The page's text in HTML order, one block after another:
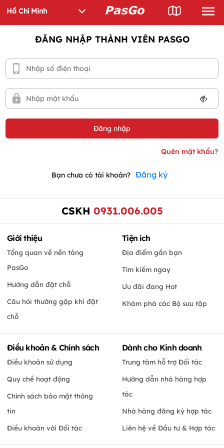
ĐĂNG NHẬP THÀNH VIÊN PASGO
Bạn chưa có tài khoản? Đăng ký
CSKH 0931.006.005
Giới thiệu
Tổng quan về nền tảng
PasGo
Hướng dẫn đặt chỗ
Câu hỏi thường gặp khi đặt
chỗ
Tiện ích
Địa điểm gần bạn
Tìm kiếm ngay
Ưu đãi đang Hot
Khám phá các Bộ sưu tập
Điều khoản & Chính sách
Điều khoản sử dụng
Quy chế hoạt động
Chính sách bảo mật thông
tin
Điều khoản với Đối tác
Dành cho Kinh doanh
Trung tâm hỗ trợ Đối tác
Hướng dẫn nhà hàng hợp
tác
Nhà hàng đăng ký hợp tác
Liên hệ về Đầu tư & Hợp tác